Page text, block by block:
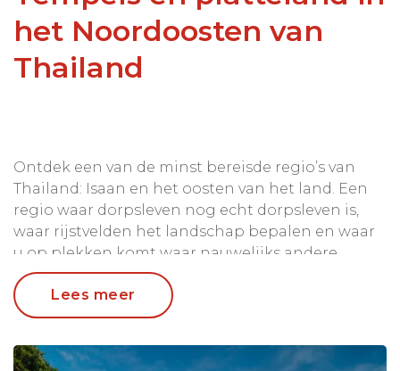
het Noordoosten van
Thailand
Ontdek een van de minst bereisde regio’s van
Thailand: Isaan en het oosten van het land. Een
regio waar dorpsleven nog echt dorpsleven is,
waar rijstvelden het landschap bepalen en waar
u op plekken komt waar nauwelijks andere
reizigers zijn geweest.
door het platteland en geniet van een heerlijke
Lees meer